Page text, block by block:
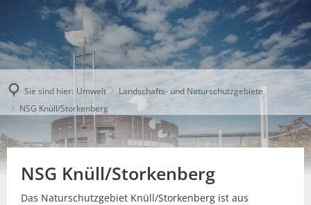
Sie sind hier: Umwelt
Landschafts- und Naturschutzgebiete
NSG Knüll/Storkenberg
NSG Knüll/Storkenberg
Das Naturschutzgebiet Knüll/Storkenberg ist aus